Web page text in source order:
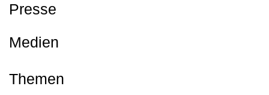
Presse
Medien
Themen